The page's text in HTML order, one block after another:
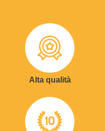
Alta qualità